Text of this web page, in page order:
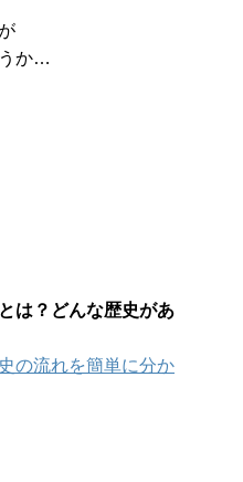
か…
は？どんな歴史があ
の流れを簡単に分か